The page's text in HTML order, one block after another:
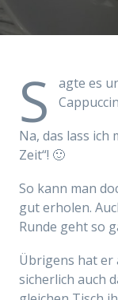
S
agte es
Na, das lass ich
Zeit“! 🙂
So kann man
gut erholen.
Runde geht so
Übrigens hat er
sicherlich auch